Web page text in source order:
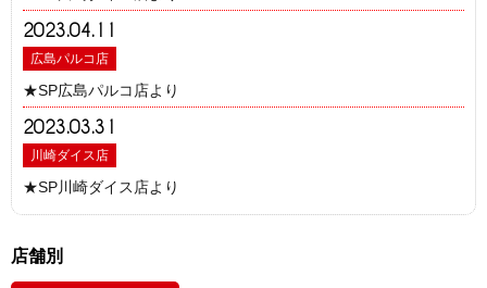
2023.04.11
広島パルコ店
★SP広島パルコ店より
2023.03.31
川崎ダイス店
★SP川崎ダイス店より
店舗別